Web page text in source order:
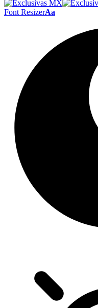
Font ResizerAa